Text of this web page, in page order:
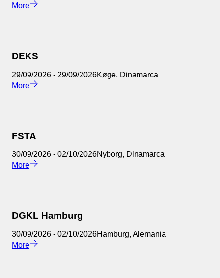
More
DEKS
29/09/2026 - 29/09/2026Køge, Dinamarca
More
FSTA
30/09/2026 - 02/10/2026Nyborg, Dinamarca
More
DGKL Hamburg
30/09/2026 - 02/10/2026Hamburg, Alemania
More